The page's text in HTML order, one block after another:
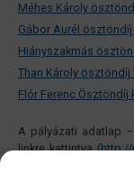
Méhes Károly
Gábor Aurél ösztöndíj
Hiányszakmás
Than Károly ösztöndíj
Flór Ferenc Ösztöndíj
A pályázati adatlap
linkre kattintva (http://